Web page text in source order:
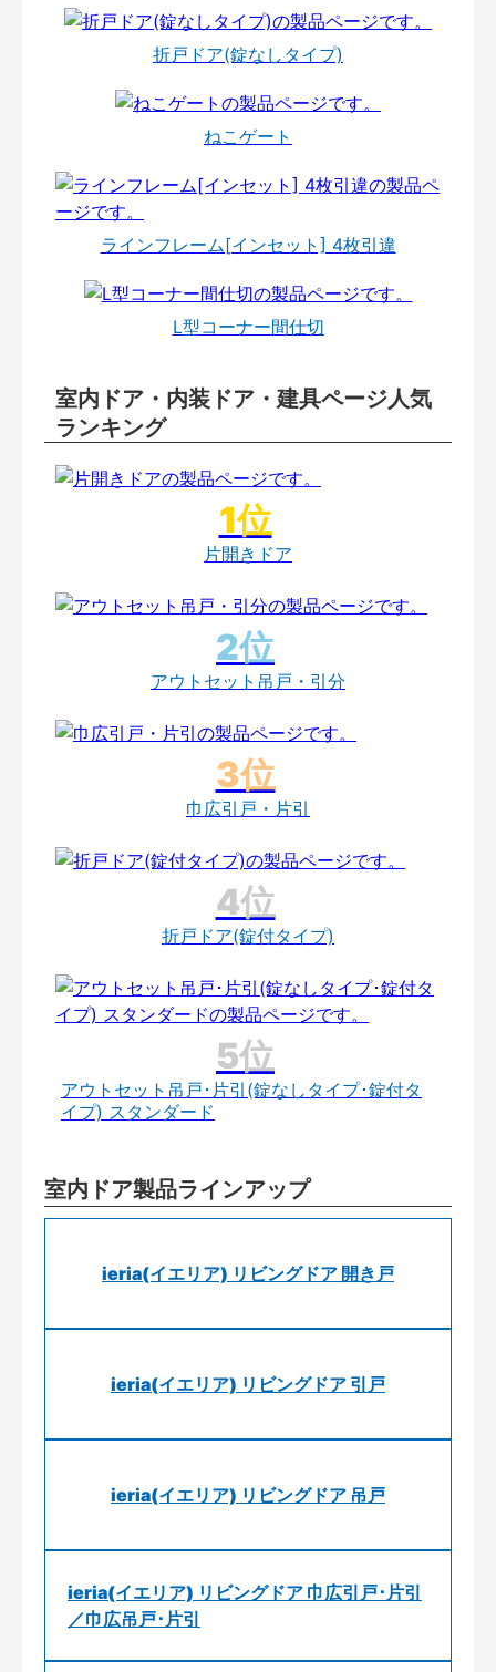
折戸ドア(錠なしタイプ)
ねこゲート
ラインフレーム[インセット] 4枚引違
L型コーナー間仕切
室内ドア・内装ドア・建具ページ人気
ランキング
片開きドア
アウトセット吊戸・引分
巾広引戸・片引
折戸ドア(錠付タイプ)
アウトセット吊戸･片引(錠なしタイプ･錠付タ
イプ) スタンダード
室内ドア製品ラインアップ
ieria(イエリア) リビングドア 開き戸
ieria(イエリア) リビングドア 引戸
ieria(イエリア) リビングドア 吊戸
ieria(イエリア) リビングドア 巾広引戸･片引
／巾広吊戸･片引